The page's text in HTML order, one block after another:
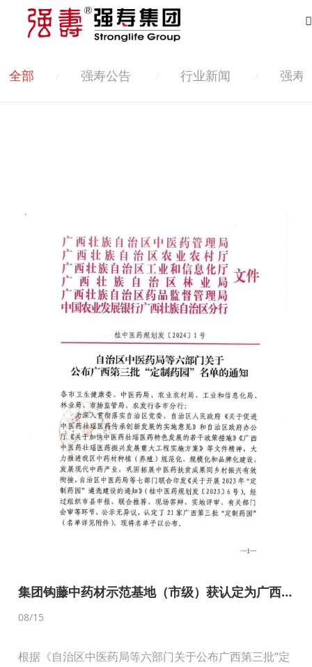
全部 / 强寿公告 / 行业新闻 / 强寿
集团钩藤中药材示范基地（市级）获认定为广西
第三批“定制药园”
08/15
根据《自治区中医药局等六部门关于公布广西第三批“定